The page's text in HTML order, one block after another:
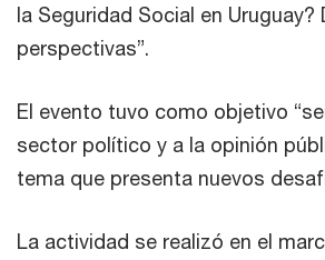
la Seguridad Social en Uruguay?
perspectivas”.
El evento tuvo como objetivo
sector político y a la opinión
tema que presenta nuevos
La actividad se realizó en el